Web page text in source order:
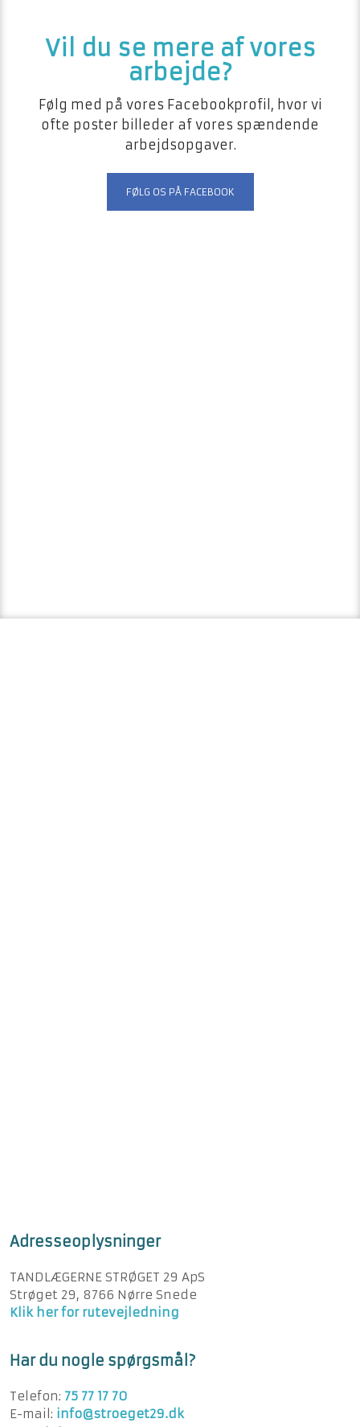
​​Vil du se mere af vores
arbejde?
Følg med på vores Facebookprofil, hvor vi
ofte poster billeder af vores spændende
arbejdsopgaver.
FØLG OS PÅ FACEBOOK​
Adresseoplysninger
TANDLÆGERNE STRØGET 29 ApS
Strøget 29, 8766 Nørre Snede
Klik her for rutevejledning
Har du nogle spørgsmål?
Telefon: 75 77 17 70
E-mail: info@stroeget29.dk​